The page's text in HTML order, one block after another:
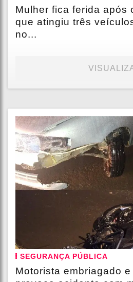
Mulher fica ferida após
que atingiu três
no...
SEGURANÇA PÚBLICA
Motorista embriagado e